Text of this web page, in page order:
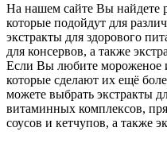
На нашем сайте Вы найдете
которые подойдут для
экстракты для здорового
для консервов, а также
Если Вы любите мороженое
которые сделают их ещё
можете выбрать экстракты
витаминных комплексов,
соусов и кетчупов, а также